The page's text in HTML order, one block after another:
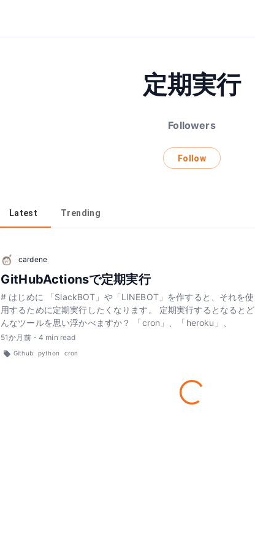
定期実行
Followers
Follow
Latest Trending
cardene
GitHubActionsで定期実行
# はじめに 「SlackBOT」や「LINEBOT」を作すると、それを使
用するために定期実行したくなります。 定期実行するとなるとど
んなツールを思い浮かべますか？ 「cron」、「heroku」、
51か月前・ 4 min read
Github python cron